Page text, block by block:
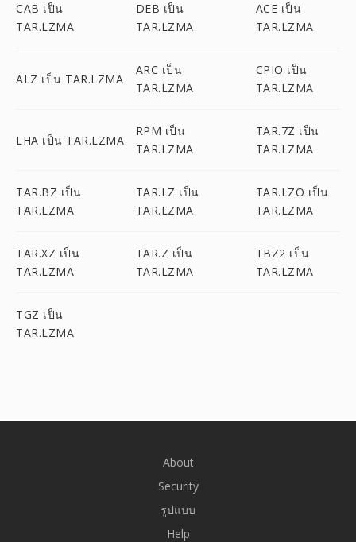
CAB เป็น
TAR.LZMA
DEB เป็น
TAR.LZMA
ACE เป็น
TAR.LZMA
ALZ เป็น TAR.LZMA
ARC เป็น
TAR.LZMA
CPIO เป็น
TAR.LZMA
LHA เป็น TAR.LZMA
RPM เป็น
TAR.LZMA
TAR.7Z เป็น
TAR.LZMA
TAR.BZ เป็น
TAR.LZMA
TAR.LZ เป็น
TAR.LZMA
TAR.LZO เป็น
TAR.LZMA
TAR.XZ เป็น
TAR.LZMA
TAR.Z เป็น
TAR.LZMA
TBZ2 เป็น
TAR.LZMA
TGZ เป็น
TAR.LZMA
About
Security
รูปแบบ
Help